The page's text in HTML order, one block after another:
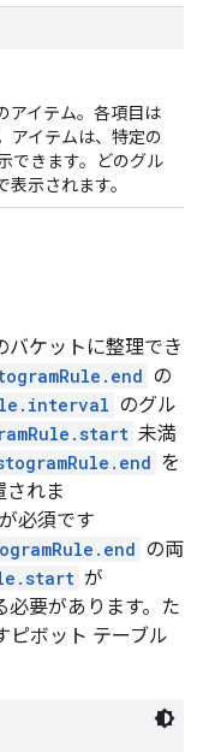
アイテム。各項目は
アイテムは、特定の
できます。どのグル
示されます。
バケットに整理でき
の
のグル
未満
を
されま
必須です
の両
が
必要があります。た
ピボット テーブル